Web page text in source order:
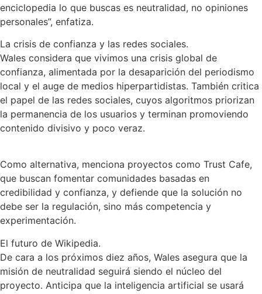
enciclopedia lo que buscas es neutralidad, no opiniones
personales”, enfatiza.
La crisis de confianza y las redes sociales.
Wales considera que vivimos una crisis global de
confianza, alimentada por la desaparición del periodismo
local y el auge de medios hiperpartidistas. También critica
el papel de las redes sociales, cuyos algoritmos priorizan
la permanencia de los usuarios y terminan promoviendo
contenido divisivo y poco veraz.
Como alternativa, menciona proyectos como Trust Cafe,
que buscan fomentar comunidades basadas en
credibilidad y confianza, y defiende que la solución no
debe ser la regulación, sino más competencia y
experimentación.
El futuro de Wikipedia.
De cara a los próximos diez años, Wales asegura que la
misión de neutralidad seguirá siendo el núcleo del
proyecto. Anticipa que la inteligencia artificial se usará